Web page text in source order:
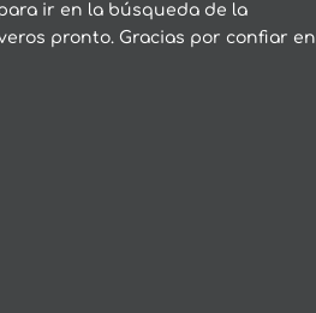
ir en la búsqueda de la
pronto. Gracias por confiar en